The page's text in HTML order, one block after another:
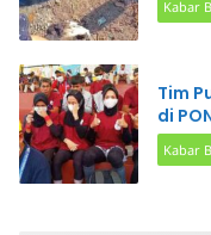
Kabar
Tim
di
Kabar